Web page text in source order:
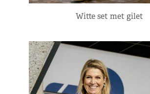
Witte set met gilet